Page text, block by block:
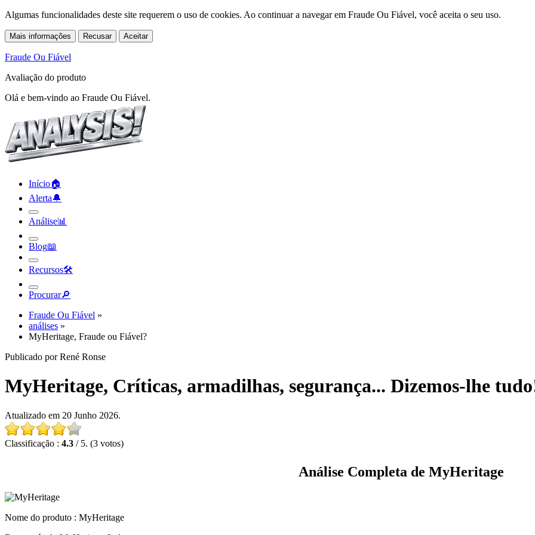
Algumas funcionalidades deste site requerem o uso de cookies. Ao continuar a navegar em Fraude Ou Fiável, você aceita o seu uso.
Mais informações Recusar Aceitar
Fraude Ou Fiável
Avaliação do produto
Olá e bem-vindo ao Fraude Ou Fiável.
Início🏠︎
Alerta🔔︎
Análise📊︎
Blog📖︎
Recursos🛠︎
Procurar🔎︎
Fraude Ou Fiável »
análises »
MyHeritage, Fraude ou Fiável?
Publicado por René Ronse
MyHeritage, Críticas, armadilhas, segurança... Dizemos-lhe
Atualizado em 20 Junho 2026.
Classificação : 4.3 / 5. (3 votos)
Análise Completa de MyHeritage
Nome do produto : MyHeritage